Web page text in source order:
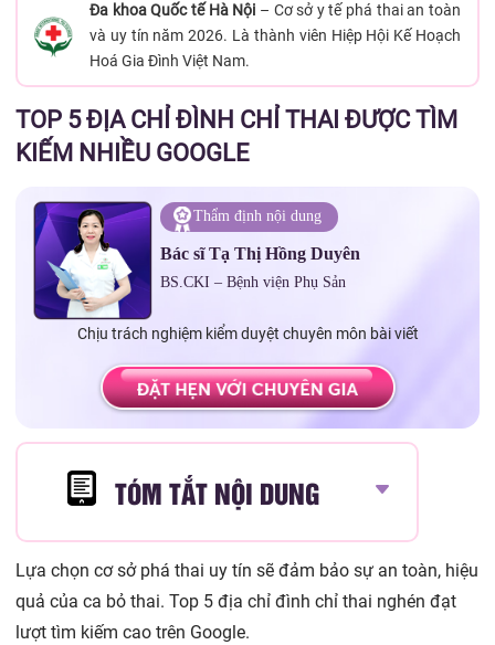
Đa khoa Quốc tế Hà Nội – Cơ sở y tế phá thai an toàn
và uy tín năm 2026. Là thành viên Hiệp Hội Kế Hoạch
Hoá Gia Đình Việt Nam.
TOP 5 ĐỊA CHỈ ĐÌNH CHỈ THAI ĐƯỢC TÌM
KIẾM NHIỀU GOOGLE
Thẩm định nội dung
Bác sĩ Tạ Thị Hồng Duyên
BS.CKI – Bệnh viện Phụ Sản
Chịu trách nghiệm kiểm duyệt chuyên môn bài viết
TÓM TẮT NỘI DUNG
Lựa chọn cơ sở phá thai uy tín sẽ đảm bảo sự an toàn, hiệu
quả của ca bỏ thai. Top 5 địa chỉ đình chỉ thai nghén đạt
lượt tìm kiếm cao trên Google.